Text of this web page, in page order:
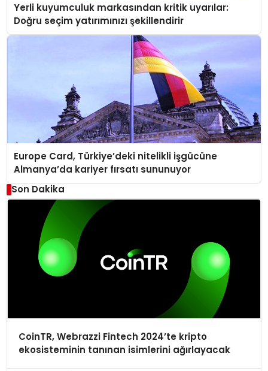
Yerli kuyumculuk markasından kritik uyarılar:
Doğru seçim yatırımınızı şekillendirir
Europe Card, Türkiye’deki nitelikli işgücüne
Almanya’da kariyer fırsatı sununuyor
Son Dakika
CoinTR, Webrazzi Fintech 2024’te kripto
ekosisteminin tanınan isimlerini ağırlayacak